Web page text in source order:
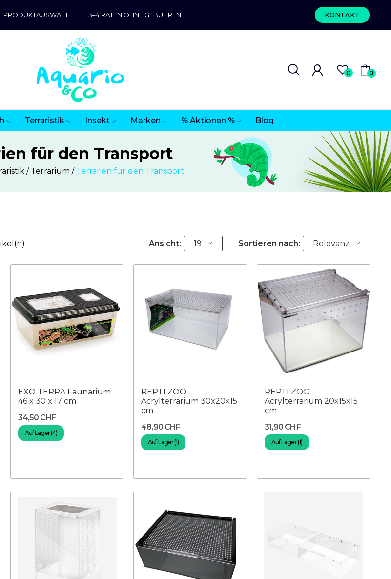
PRODUKTAUSWAHL | 3–4 RATEN OHNE GEBÜHREN KONTAKT
0 0
Terraristik Insekt Marken % Aktionen % Blog
für den Transport
Terrarium Terrarien für den Transport
Ansicht: 19 Sortieren nach: Relevanz
EXO TERRA Faunarium
46 x 30 x 17 cm
34,50 CHF
Auf Lager (4)
REPTI ZOO
Acrylterrarium 30x20x15
cm
48,90 CHF
Auf Lager (1)
REPTI ZOO
Acrylterrarium 20x15x15
cm
31,90 CHF
Auf Lager (1)